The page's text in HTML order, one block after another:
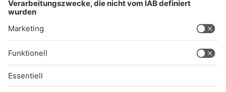
Audiothek
Unexpected Application Error!
crypto.randomUUID is not a function